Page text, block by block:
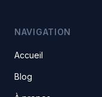
NAVIGATION
Accueil
Blog